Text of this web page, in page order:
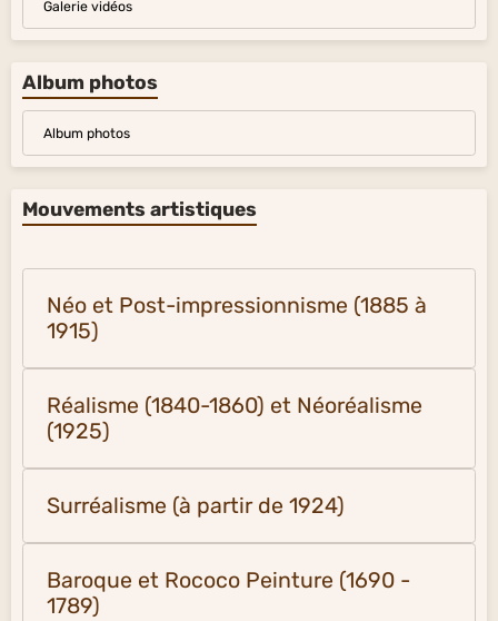
Galerie vidéos
Album photos
Album photos
Mouvements artistiques
Néo et Post-impressionnisme (1885 à
1915)
Réalisme (1840-1860) et Néoréalisme
(1925)
Surréalisme (à partir de 1924)
Baroque et Rococo Peinture (1690 -
1789)